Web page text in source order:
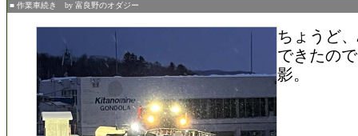
■ 作業車続き by 富良野のオダジー
ちょうど
できたの
影。